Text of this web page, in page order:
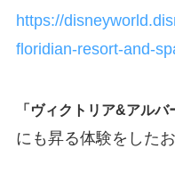
https://
floridian-resort-and-
「ヴィクトリア&アルバ
にも昇る体験をしたお